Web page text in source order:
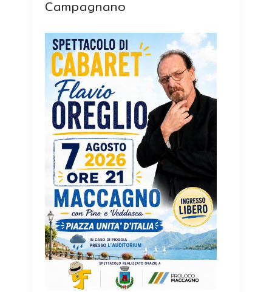
Campagnano